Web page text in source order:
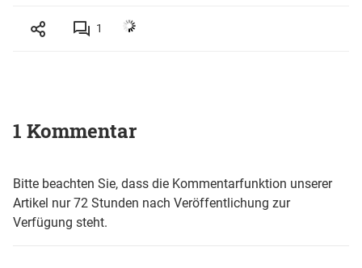
1
1 Kommentar
Bitte beachten Sie, dass die Kommentarfunktion unserer
Artikel nur 72 Stunden nach Veröffentlichung zur
Verfügung steht.